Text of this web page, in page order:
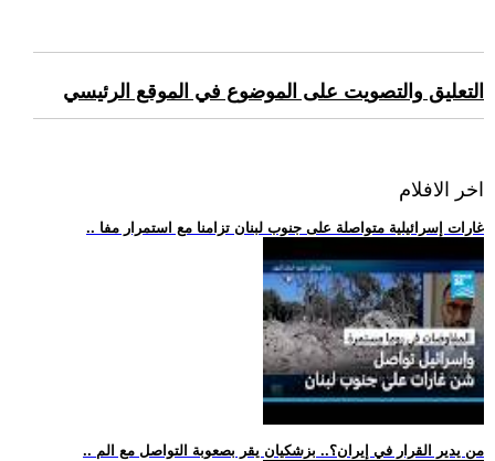
التعليق والتصويت على الموضوع في الموقع الرئيسي
اخر الافلام
.. غارات إسرائيلية متواصلة على جنوب لبنان تزامنا مع استمرار مفا
.. من يدير القرار في إيران؟.. بزشكيان يقر بصعوبة التواصل مع الم